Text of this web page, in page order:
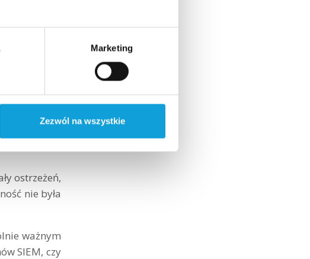
Marketing
Zezwól na wszystkie
analiza
działań
ostrzeżeń,
nie była
ważnym
SIEM, czy